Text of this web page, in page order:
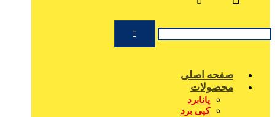
صفحه اصلی
محصولات
پانابرد
کپی برد